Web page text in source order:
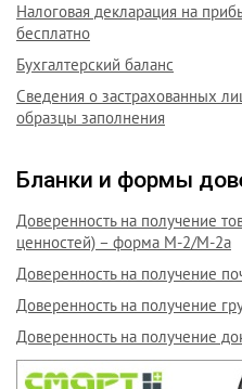
Налоговая декларация на
бесплатно
Бухгалтерский баланс
Сведения о застрахованных
образцы заполнения
Бланки и формы
Доверенность на получение
ценностей) – форма М-2/М-2а
Доверенность на получение
Доверенность на получение
Доверенность на получение